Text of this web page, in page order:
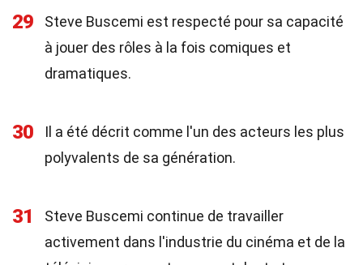
29
Steve Buscemi est respecté pour sa capacité
à jouer des rôles à la fois comiques et
dramatiques.
30
Il a été décrit comme l'un des acteurs les plus
polyvalents de sa génération.
31
Steve Buscemi continue de travailler
activement dans l'industrie du cinéma et de la